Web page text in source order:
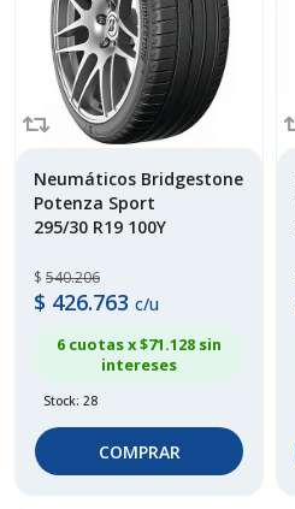
Neumáticos Bridgestone
Potenza Sport
295/30 R19 100Y
$ 540.206
$ 426.763 c/u
6 cuotas x $71.128 sin
intereses
Stock: 28
COMPRAR